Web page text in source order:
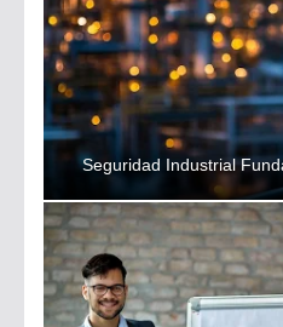
Seguridad Industrial